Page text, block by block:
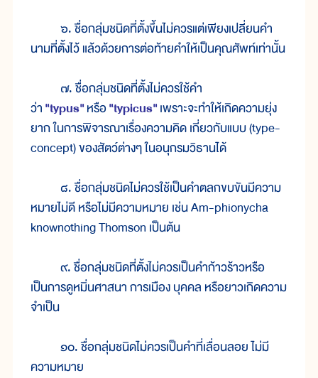
๖. ชื่อกลุ่มชนิดที่ตั้งขึ้นไม่ควรแต่เพียงเปลี่ยนคำ
นามที่ตั้งไว้ แล้วด้วยการต่อท้ายคำให้เป็นคุณศัพท์เท่านั้น
๗. ชื่อกลุ่มชนิดที่ตั้งไม่ควรใช้คำ
ว่า"typus"หรือ"typicus"เพราะจะทำให้เกิดความยุ่ง
ยาก ในการพิจารณาเรื่องความคิด เกี่ยวกับแบบ (type-
concept) ของสัตว์ต่างๆ ในอนุกรมวิธานได้
๘. ชื่อกลุ่มชนิดไม่ควรใช้เป็นคำตลกขบขันมีความ
หมายไม่ดี หรือไม่มีความหมาย เช่น Am-phionycha
knownothing Thomson เป็นต้น
๙. ชื่อกลุ่มชนิดที่ตั้งไม่ควรเป็นคำก้าวร้าวหรือ
เป็นการดูหมิ่นศาสนา การเมือง บุคคล หรือยาวเกิดความ
จำเป็น
๑๐. ชื่อกลุ่มชนิดไม่ควรเป็นคำที่เลื่อนลอย ไม่มี
ความหมาย